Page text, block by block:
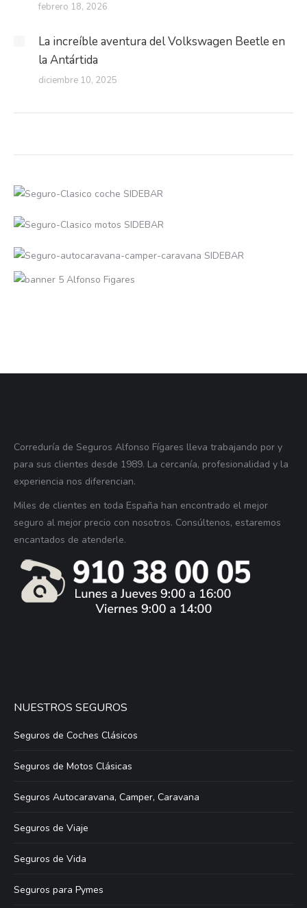
febrero 18, 2026
La increíble aventura del Volkswagen Beetle en
la Antártida
diciembre 10, 2025
Correduría de Seguros Alfonso Fígares lleva trabajando por y
para sus clientes desde 1989. La cercanía, profesionalidad y la
experiencia nos diferencian.
Miles de clientes en toda España han encontrado el mejor
seguro al mejor precio con nosotros. Consúltenos, estaremos
encantados de atenderle.
NUESTROS SEGUROS
Seguros de Coches Clásicos
Seguros de Motos Clásicas
Seguros Autocaravana, Camper, Caravana
Seguros de Viaje
Seguros de Vida
Seguros para Pymes